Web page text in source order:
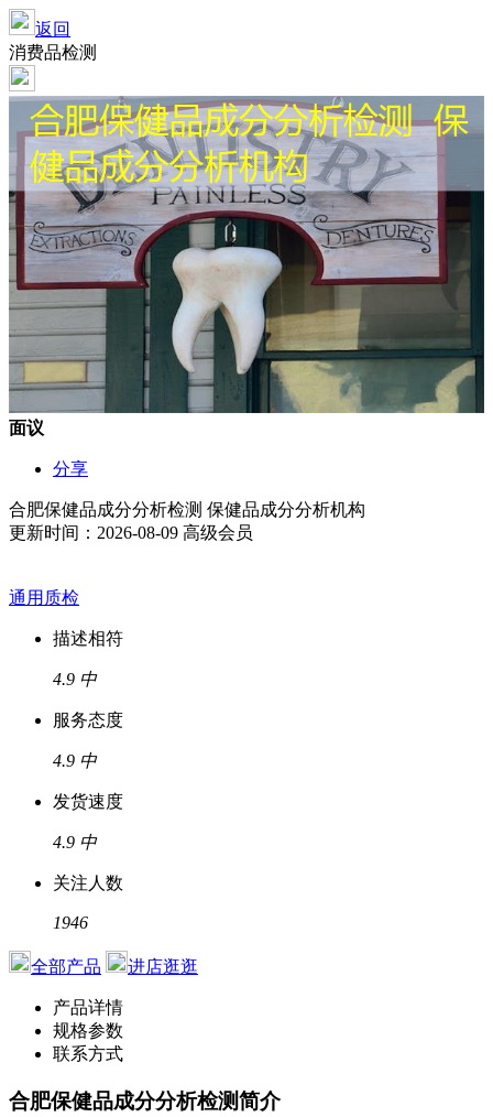
返回
消费品检测
面议
分享
合肥保健品成分分析检测 保健品成分分析机构
更新时间：2026-08-09 高级会员
通用质检
描述相符
4.9 中
服务态度
4.9 中
发货速度
4.9 中
关注人数
1946
全部产品 进店逛逛
产品详情
规格参数
联系方式
合肥保健品成分分析检测简介